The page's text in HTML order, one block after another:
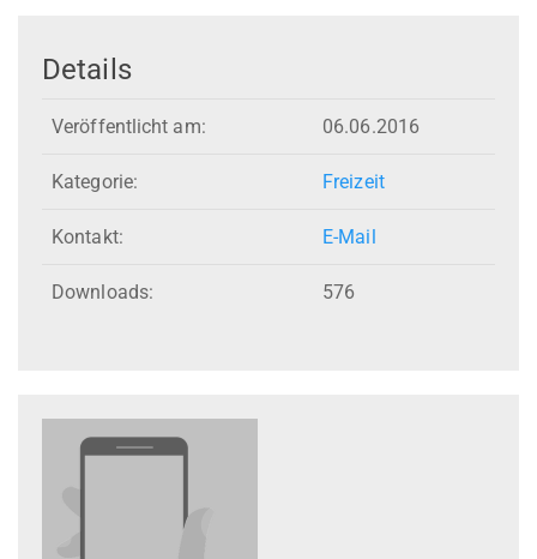
Details
Veröffentlicht am: 06.06.2016
Kategorie: Freizeit
Kontakt: E-Mail
Downloads: 576